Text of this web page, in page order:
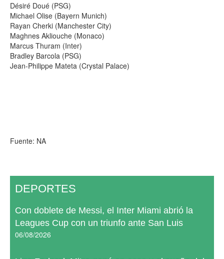
Désiré Doué (PSG)
Michael Olise (Bayern Munich)
Rayan Cherki (Manchester City)
Maghnes Akliouche (Monaco)
Marcus Thuram (Inter)
Bradley Barcola (PSG)
Jean-Philippe Mateta (Crystal Palace)
Fuente: NA
DEPORTES
Con doblete de Messi, el Inter Miami abrió la
Leagues Cup con un triunfo ante San Luis
06/08/2026